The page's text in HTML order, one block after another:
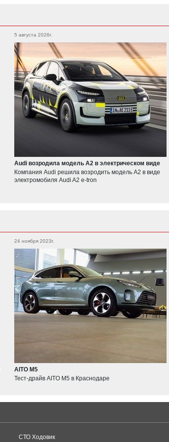
5 августа 2026г.
Audi возродила модель A2 в электрическом виде
Компания Audi решила возродить модель A2 в виде
электромобиля Audi A2 e-tron
24 ноября 2023г.
AITO M5
Тест-драйв AITO M5 в Краснодаре
СТО Ходовик